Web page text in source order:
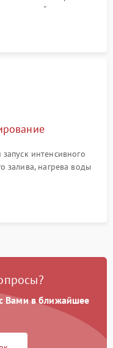
системы,
поплавка.
интенсивного
залива, нагрева воды
посторонних шумов,
в поддоне.
Вами в ближайшее